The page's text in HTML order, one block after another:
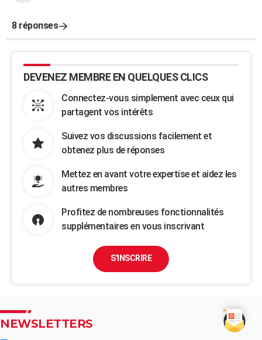
8 réponses
DEVENEZ MEMBRE EN QUELQUES CLICS
Connectez-vous simplement avec ceux qui
partagent vos intérêts
Suivez vos discussions facilement et
obtenez plus de réponses
Mettez en avant votre expertise et aidez les
autres membres
Profitez de nombreuses fonctionnalités
supplémentaires en vous inscrivant
S'INSCRIRE
NEWSLETTERS